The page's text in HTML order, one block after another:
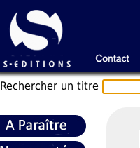
Rechercher un titre